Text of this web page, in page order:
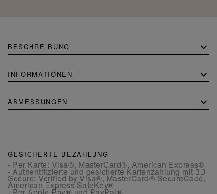
BESCHREIBUNG
INFORMATIONEN
ABMESSUNGEN
GESICHERTE BEZAHLUNG
- Per Karte: Visa®, MasterCard®, American Express®
- Authentifizierte und gesicherte Kartenzahlung mit 3D
Secure: Verified by Visa®, MasterCard® SecureCode,
American Express SafeKey®